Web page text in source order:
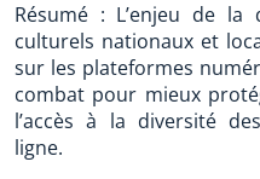
Résumé : L’enjeu de la
culturels nationaux et
sur les plateformes
combat pour mieux
l’accès à la diversité
ligne.